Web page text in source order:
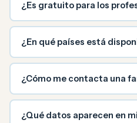
¿Es gratuito para los
¿En qué países está
¿Cómo me contacta una
¿Qué datos aparecen en